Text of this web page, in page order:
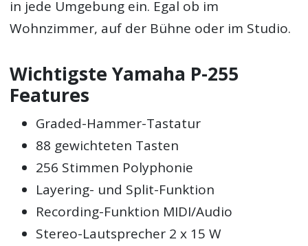
in jede Umgebung ein. Egal ob im
Wohnzimmer, auf der Bühne oder im Studio.
Wichtigste Yamaha P-255
Features
Graded-Hammer-Tastatur
88 gewichteten Tasten
256 Stimmen Polyphonie
Layering- und Split-Funktion
Recording-Funktion MIDI/Audio
Stereo-Lautsprecher 2 x 15 W